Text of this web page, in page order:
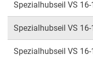
Spezialhubseil VS
Spezialhubseil VS
Spezialhubseil VS